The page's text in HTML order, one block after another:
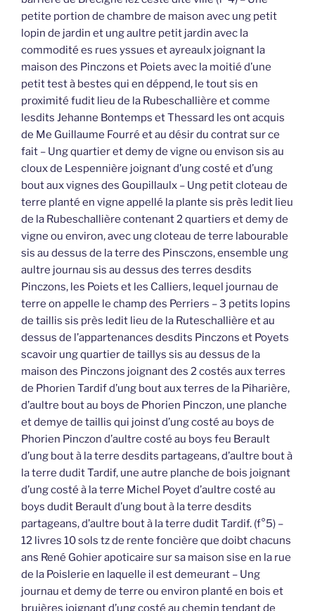
petite portion de chambre de maison avec ung petit
lopin de jardin et ung aultre petit jardin avec la
commodité es rues yssues et ayreaulx joignant la
maison des Pinczons et Poiets avec la moitié d’une
petit test à bestes qui en déppend, le tout sis en
proximité fudit lieu de la Rubeschallière et comme
lesdits Jehanne Bontemps et Thessard les ont acquis
de Me Guillaume Fourré et au désir du contrat sur ce
fait – Ung quartier et demy de vigne ou envison sis au
cloux de Lespennière joignant d’ung costé et d’ung
bout aux vignes des Goupillaulx – Ung petit cloteau de
terre planté en vigne appellé la plante sis près ledit lieu
de la Rubeschallière contenant 2 quartiers et demy de
vigne ou environ, avec ung cloteau de terre labourable
sis au dessus de la terre des Pinsczons, ensemble ung
aultre journau sis au dessus des terres desdits
Pinczons, les Poiets et les Calliers, lequel journau de
terre on appelle le champ des Perriers – 3 petits lopins
de taillis sis près ledit lieu de la Ruteschallière et au
dessus de l’appartenances desdits Pinczons et Poyets
scavoir ung quartier de taillys sis au dessus de la
maison des Pinczons joignant des 2 costés aux terres
de Phorien Tardif d’ung bout aux terres de la Piharière,
d’aultre bout au boys de Phorien Pinczon, une planche
et demye de taillis qui joinst d’ung costé au boys de
Phorien Pinczon d’aultre costé au boys feu Berault
d’ung bout à la terre desdits partageans, d’aultre bout à
la terre dudit Tardif, une autre planche de bois joignant
d’ung costé à la terre Michel Poyet d’aultre costé au
boys dudit Berault d’ung bout à la terre desdits
partageans, d’aultre bout à la terre dudit Tardif. (f°5) –
12 livres 10 sols tz de rente foncière que doibt chacuns
ans René Gohier apoticaire sur sa maison sise en la rue
de la Poislerie en laquelle il est demeurant – Ung
journau et demy de terre ou environ planté en bois et
bruières joignant d’ung costé au chemin tendant de